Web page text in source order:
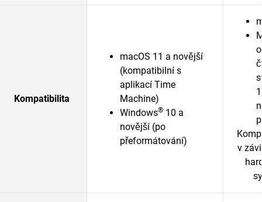
Kompatibilita
macOS 11 a novější
(kompatibilní s
aplikací Time
Machine)
Windows® 10 a
novější (po
přeformátování)
v